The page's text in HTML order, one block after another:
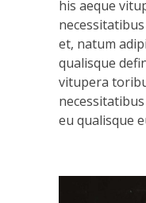
his aeque
et, natum
qualisque
vitupera
eu qualisque